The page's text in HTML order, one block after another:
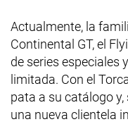
Actualmente, la
Continental GT, el
de series especiales
limitada. Con el
pata a su catálogo
una nueva clientela